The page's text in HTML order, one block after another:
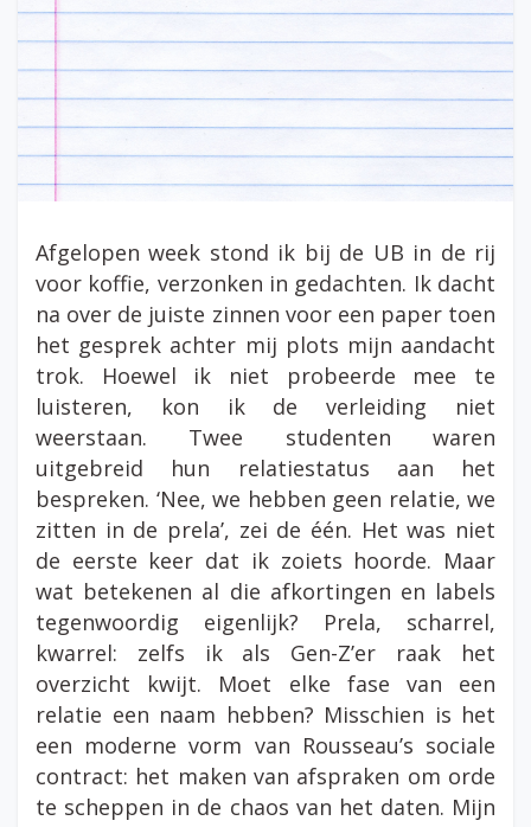
Afgelopen week stond ik bij de UB in de rij
voor koffie, verzonken in gedachten. Ik dacht
na over de juiste zinnen voor een paper toen
het gesprek achter mij plots mijn aandacht
trok. Hoewel ik niet probeerde mee te
luisteren, kon ik de verleiding niet
weerstaan. Twee studenten waren
uitgebreid hun relatiestatus aan het
bespreken. ‘Nee, we hebben geen relatie, we
zitten in de prela’, zei de één. Het was niet
de eerste keer dat ik zoiets hoorde. Maar
wat betekenen al die afkortingen en labels
tegenwoordig eigenlijk? Prela, scharrel,
kwarrel: zelfs ik als Gen-Z’er raak het
overzicht kwijt. Moet elke fase van een
relatie een naam hebben? Misschien is het
een moderne vorm van Rousseau’s sociale
contract: het maken van afspraken om orde
te scheppen in de chaos van het daten. Mijn